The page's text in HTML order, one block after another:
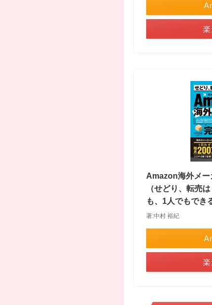
Amazon海外メー
（せどり、転売
も、1人でもでき
著:中村 裕紀